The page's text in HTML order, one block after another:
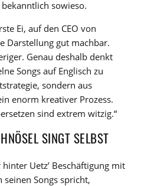
sowieso.
Ei, auf den CEO von
Darstellung gut machbar.
Genau deshalb denkt
Songs auf Englisch zu
sondern aus
enorm kreativer Prozess.
sind extrem witzig.“
SINGT SELBST
Uetz’ Beschäftigung mit
Songs spricht,